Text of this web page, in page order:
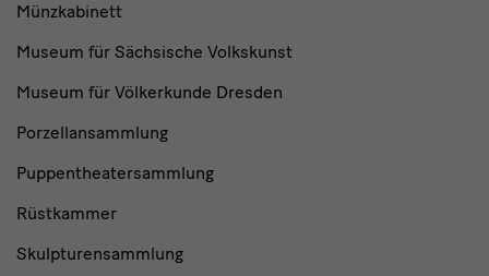
Münzkabinett
Museum für Sächsische Volkskunst
Museum für Völkerkunde Dresden
Porzellansammlung
Puppentheatersammlung
Rüstkammer
Skulpturensammlung